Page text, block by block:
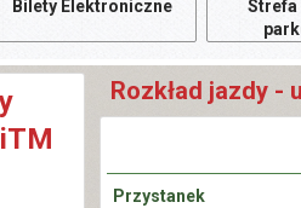
Bilety Elektroniczne
Strefa
Rozkład jazdy -
Przystanek